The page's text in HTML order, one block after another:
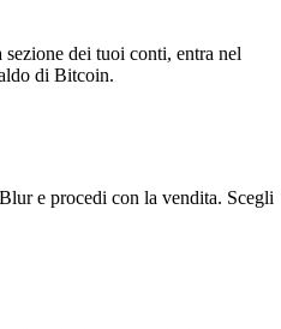
dei tuoi conti, entra nel
di Bitcoin.
e procedi con la vendita. Scegli